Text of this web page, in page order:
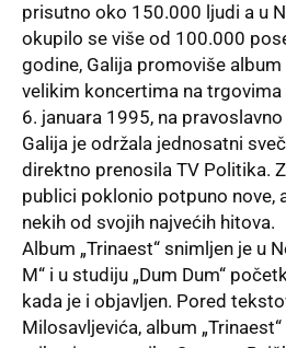
prisutno oko 150.000 ljudi a u
okupilo se više od 100.000
godine, Galija promoviše album
velikim koncertima na
6. januara 1995, na
Galija je održala jednosatni
direktno prenosila TV Politika.
publici poklonio potpuno nove,
nekih od svojih najvećih hitova.
Album „Trinaest“ snimljen je u
M“ i u studiju „Dum Dum“
kada je i objavljen. Pored
Milosavljevića, album